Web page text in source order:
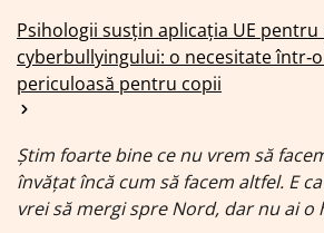
Psihologii susțin aplicația UE
cyberbullyingului: o necesitate
periculoasă pentru copii
Știm foarte bine ce nu vrem să
învățat încă cum să facem altfel. E
vrei să mergi spre Nord, dar nu ai o